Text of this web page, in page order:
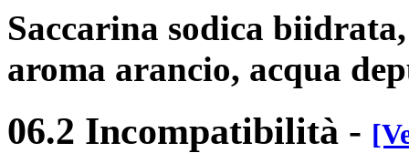
Saccarina sodica
aroma arancio, acqua
06.2 Incompatibilità -